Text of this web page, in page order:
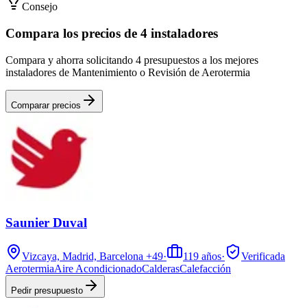
Consejo
Compara los precios de 4 instaladores
Compara y ahorra solicitando 4 presupuestos a los mejores
instaladores de Mantenimiento o Revisión de Aerotermia
Comparar precios
Saunier Duval
Vizcaya, Madrid, Barcelona +49· 119 años·
Verificada
AerotermiaAire AcondicionadoCalderasCalefacción
Pedir presupuesto